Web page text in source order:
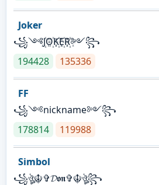
Joker
꧁༺J꙰O꙰K꙰E꙰R꙰༻꧂
194428
135336
FF
꧁༺nickname༻꧂
178814
119988
Simbol
꧁ঔৣ☬✞𝓓𝖔𝖓✞☬ঔৣ꧂